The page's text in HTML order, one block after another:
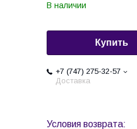
В наличии
Купить
+7 (747) 275-32-57
Доставка